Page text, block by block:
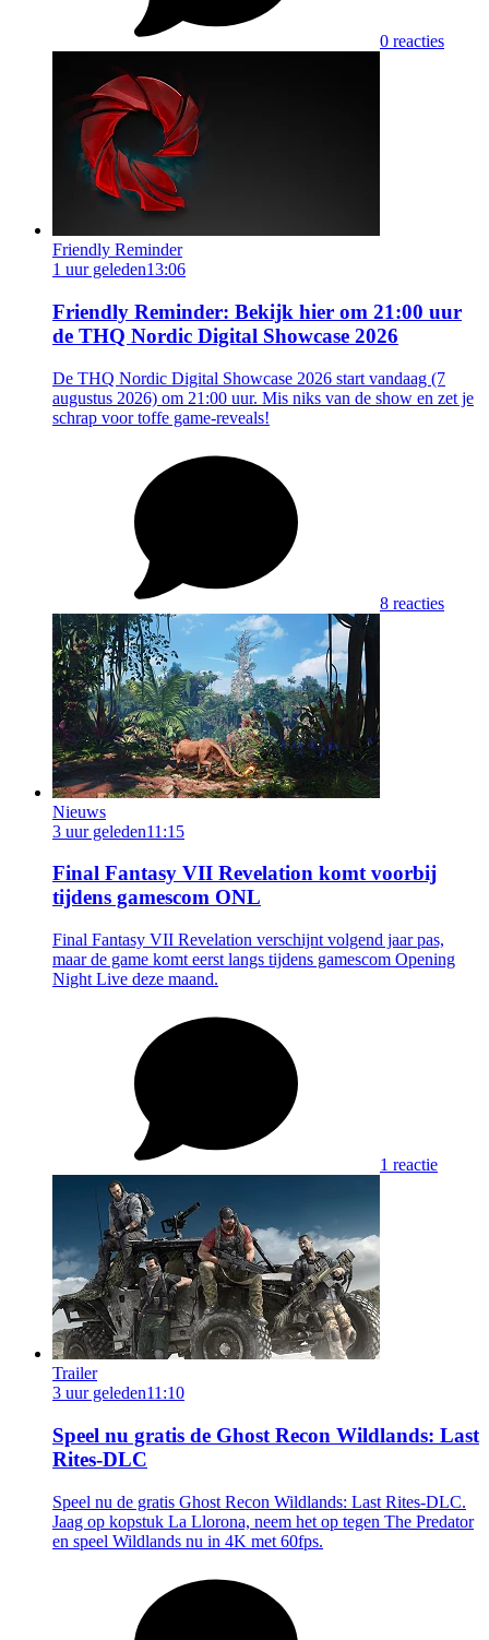
0 reacties
Friendly Reminder
1 uur geleden13:06
Friendly Reminder: Bekijk hier om 21:00 uur
de THQ Nordic Digital Showcase 2026
De THQ Nordic Digital Showcase 2026 start vandaag (7
augustus 2026) om 21:00 uur. Mis niks van de show en zet je
schrap voor toffe game-reveals!
8 reacties
Nieuws
3 uur geleden11:15
Final Fantasy VII Revelation komt voorbij
tijdens gamescom ONL
Final Fantasy VII Revelation verschijnt volgend jaar pas,
maar de game komt eerst langs tijdens gamescom Opening
Night Live deze maand.
1 reactie
Trailer
3 uur geleden11:10
Speel nu gratis de Ghost Recon Wildlands: Last
Rites-DLC
Speel nu de gratis Ghost Recon Wildlands: Last Rites-DLC.
Jaag op kopstuk La Llorona, neem het op tegen The Predator
en speel Wildlands nu in 4K met 60fps.